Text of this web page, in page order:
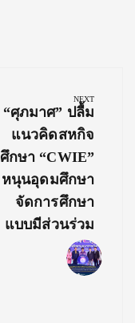
NEXT
Next
Post:
“ศุภมาศ” ปลื้ม
แนวคิดสหกิจ
ศึกษา “CWIE”
หนุนอุดมศึกษา
จัดการศึกษา
แบบมีส่วนร่วม